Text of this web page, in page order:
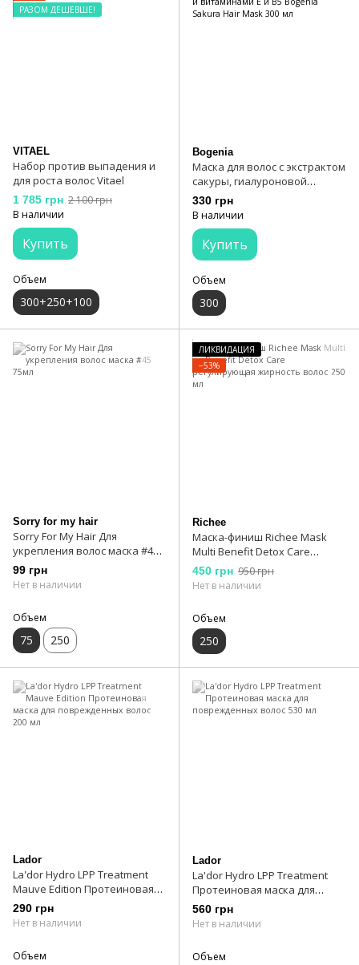
РАЗОМ ДЕШЕВШЕ!
VITAEL
Набор против выпадения и
для роста волос Vitael
1 785 грн 2 100 грн
В наличии
Купить
Объем
300+250+100
Bogenia
Маска для волос с экстрактом
сакуры, гиалуроновой
кислотой и витаминами Е и
В5 Bogenia Sakura Hair Mask
330 грн
В наличии
Купить
Объем
300
Sorry for my hair
Sorry For My Hair Для
укрепления волос маска #45
75мл
99 грн
Нет в наличии
Объем
75 250
ЛИКВИДАЦИЯ
−53%
Richee
Маска-финиш Richee Mask
Multi Benefit Detox Care
регулирующая жирность
волос 250 мл
450 грн 950 грн
Нет в наличии
Объем
250
Lador
La'dor Hydro LPP Treatment
Mauve Edition Протеиновая
маска для поврежденных
волос 200 мл
290 грн
Нет в наличии
Объем
Lador
La'dor Hydro LPP Treatment
Протеиновая маска для
поврежденных волос 530 мл
560 грн
Нет в наличии
Объем